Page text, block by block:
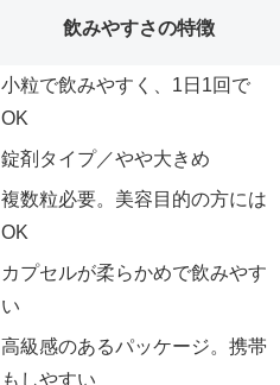
飲みやすさの特徴
小粒で飲みやすく、1日1回で
OK
錠剤タイプ／やや大きめ
複数粒必要。美容目的の方には
OK
カプセルが柔らかめで飲みやす
い
高級感のあるパッケージ。携帯
もしやすい